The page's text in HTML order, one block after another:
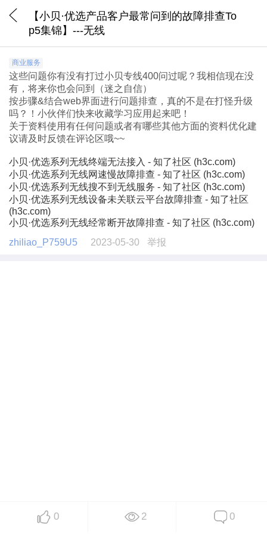
【小贝·优选产品客户最常问到的故障排查To
p5集锦】---无线
商业服务
这些问题你有没有打过小贝专线400问过呢？我相信现在没
有，将来你也会问到（迷之自信）
按步骤&结合web界面进行问题排查，真的不是在打怪升级
吗？！小伙伴们快来收藏学习应用起来吧！
关于资料使用有任何问题或者有哪些其他方面的资料优化建
议请及时反馈在评论区哦~~
小贝·优选系列无线终端无法接入 - 知了社区 (h3c.com)
小贝·优选系列无线网速慢故障排查 - 知了社区 (h3c.com)
小贝·优选系列无线搜不到无线服务 - 知了社区 (h3c.com)
小贝·优选系列无线设备未关联云平台故障排查 - 知了社区
(h3c.com)
小贝·优选系列无线经常断开故障排查 - 知了社区 (h3c.com)
zhiliao_P759U5
2023-05-30 举报
0 2 0